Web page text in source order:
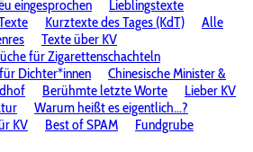
eingesprochen
Lieblingstexte
Kurztexte des Tages (KdT)
Alle
Texte über KV
für Zigarettenschachteln
Dichter*innen
Chinesische Minister &
Berühmte letzte Worte
Lieber KV
Warum heißt es eigentlich...?
KV
Best of SPAM
Fundgrube